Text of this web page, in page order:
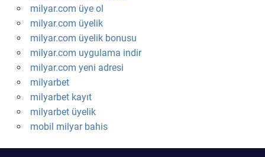
milyar.com üye ol
milyar.com üyelik
milyar.com üyelik bonusu
milyar.com uygulama indir
milyar.com yeni adresi
milyarbet
milyarbet kayıt
milyarbet üyelik
mobil milyar bahis